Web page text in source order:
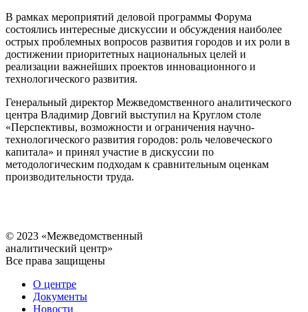
В рамках мероприятий деловой программы Форума
состоялись интересные дискуссии и обсуждения наиболее
острых проблемных вопросов развития городов и их роли в
достижении приоритетных национальных целей и
реализации важнейших проектов инновационного и
технологического развития.
Генеральный директор Межведомственного аналитического
центра Владимир Довгий выступил на Круглом столе
«Перспективы, возможности и ограничения научно-
технологического развития городов: роль человеческого
капитала» и принял участие в дискуссии по
методологическим подходам к сравнительным оценкам
производительности труда.
© 2023 «Межведомственный
аналитический центр»
Все права защищены
О центре
Документы
Новости